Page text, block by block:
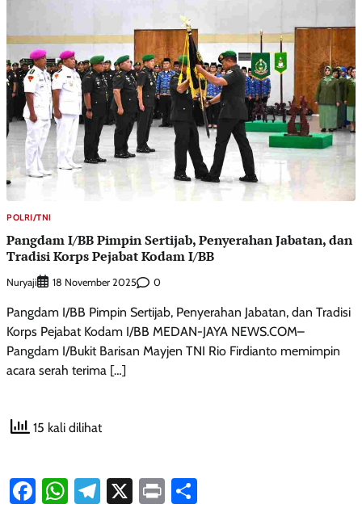
POLRI/TNI
Pangdam I/BB Pimpin Sertijab, Penyerahan Jabatan, dan
Tradisi Korps Pejabat Kodam I/BB
Nuryaji 18 November 2025 0
Pangdam I/BB Pimpin Sertijab, Penyerahan Jabatan, dan Tradisi
Korps Pejabat Kodam I/BB MEDAN-JAYA NEWS.COM–
Pangdam I/Bukit Barisan Mayjen TNI Rio Firdianto memimpin
acara serah terima […]
15 kali dilihat
Facebook
WhatsApp
Telegram
X Print